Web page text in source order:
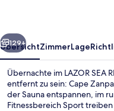
Weiter
129+
ÜbersichtZimmerLage
Übernachte im LAZOR SEA
entfernt zu sein: Cape
der Sauna entspannen, im
Fitnessbereich Sport